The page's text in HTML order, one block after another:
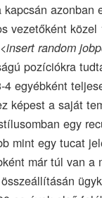
azonban
vezetőként közel
<insert random
pozíciókra
egyébként
képest a saját
egy
mint egy tucat
már túl van a